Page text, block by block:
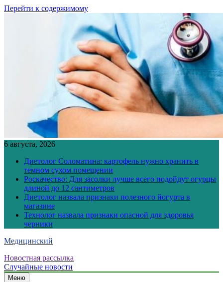
Перейти к содержимому
6 августа, 2026
Диетолог Соломатина: картофель нужно хранить в
темном сухом помещении
Роскачество: Для засолки лучше всего подойдут огурцы
длиной до 12 сантиметров
Диетолог назвала признаки полезного йогурта в
магазине
Технолог назвала признаки опасной для здоровья
черники
Медицинский
Новостная рассылка
Случайные новости
Меню